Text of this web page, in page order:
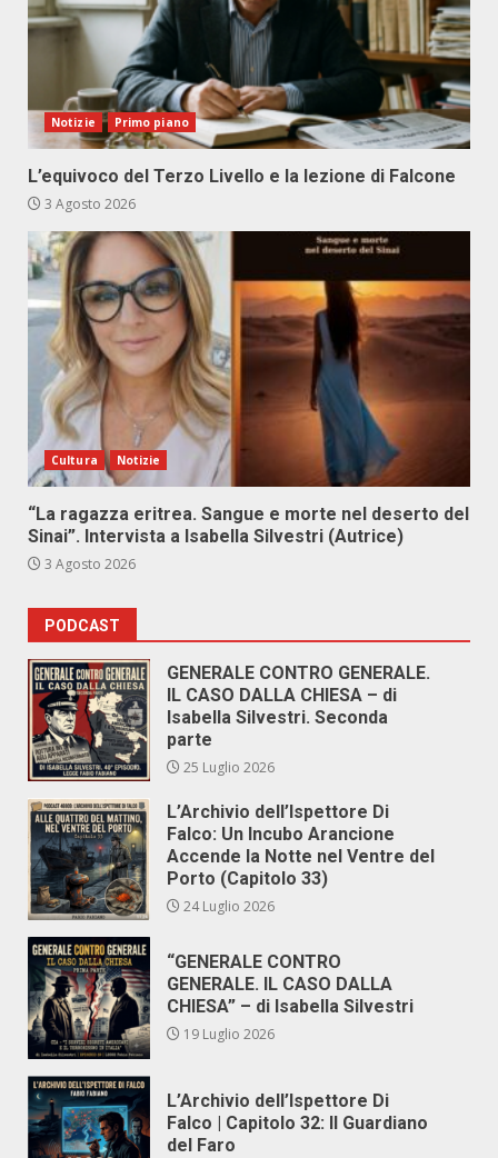
Notizie Primo piano
L’equivoco del Terzo Livello e la lezione di Falcone
3 Agosto 2026
Cultura Notizie
“La ragazza eritrea. Sangue e morte nel deserto del
Sinai”. Intervista a Isabella Silvestri (Autrice)
3 Agosto 2026
PODCAST
GENERALE CONTRO GENERALE.
IL CASO DALLA CHIESA – di
Isabella Silvestri. Seconda
parte
25 Luglio 2026
L’Archivio dell’Ispettore Di
Falco: Un Incubo Arancione
Accende la Notte nel Ventre del
Porto (Capitolo 33)
24 Luglio 2026
“GENERALE CONTRO
GENERALE. IL CASO DALLA
CHIESA” – di Isabella Silvestri
19 Luglio 2026
L’Archivio dell’Ispettore Di
Falco | Capitolo 32: Il Guardiano
del Faro